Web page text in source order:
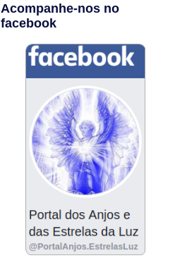
Acompanhe-nos no
facebook